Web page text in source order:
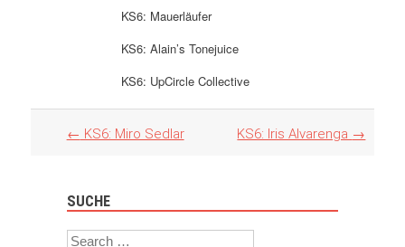
KS6: Mauerläufer
KS6: Alain’s Tonejuice
KS6: UpCircle Collective
Artikel
← KS6: Miro Sedlar KS6: Iris Alvarenga →
SUCHE
Search